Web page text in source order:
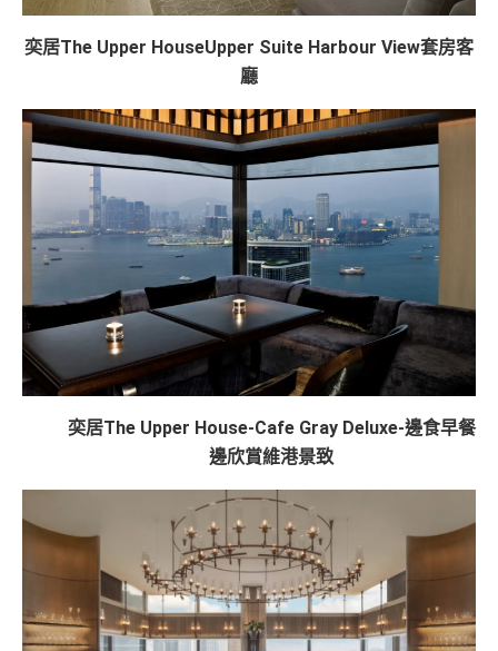
奕居The Upper HouseUpper Suite Harbour View套房客
廳
奕居The Upper House-Cafe Gray Deluxe-邊食早餐
邊欣賞維港景致